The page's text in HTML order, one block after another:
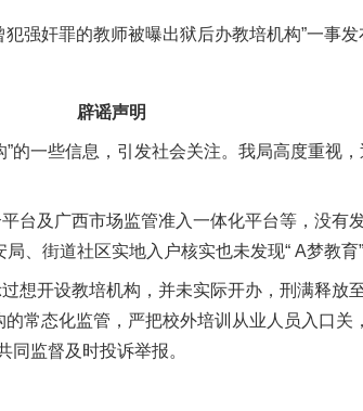
奸罪的教师被曝出狱后办教培机构”一事发
辟谣声明
一些信息，引发社会关注。我局高度重视
及广西市场监管准入一体化平台等，没有发
、街道社区实地入户核实也未发现“ A梦教育
开设教培机构，并未实际开办，刑满释放
常态化监管，严把校外培训从业人员入口关
同监督及时投诉举报。